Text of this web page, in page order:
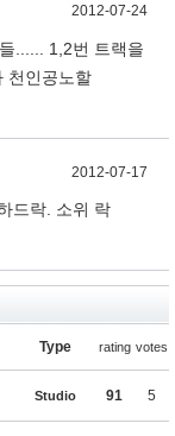
2012-07-24
...... 1,2번 트랙을
천인공노할
2012-07-17
드락. 소위 락
Type rating votes
Studio 91 5